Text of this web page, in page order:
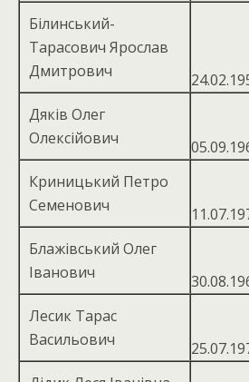
Білинський-
Тарасович Ярослав
Дмитрович
Дяків Олег
Олексійович
Криницький Петро
Семенович
Блажівський Олег
Іванович
Лесик Тарас
Васильович